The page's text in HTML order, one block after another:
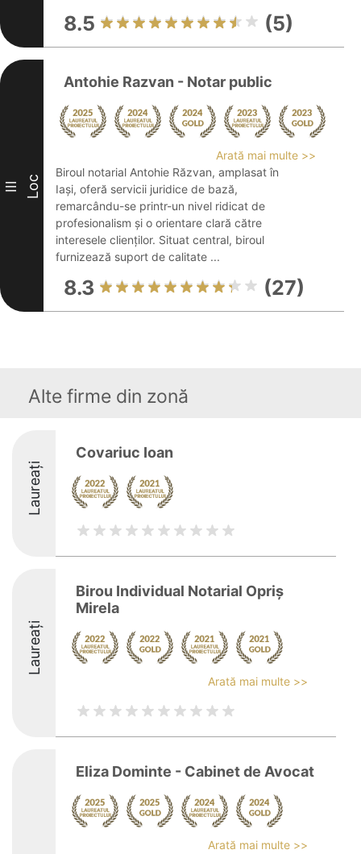
8.5 (5)
III Loc
Antohie Razvan - Notar public
Arată mai multe >>
Biroul notarial Antohie Răzvan, amplasat în
Iași, oferă servicii juridice de bază,
remarcându-se printr-un nivel ridicat de
profesionalism și o orientare clară către
interesele clienților. Situat central, biroul
furnizează suport de calitate ...
8.3 (27)
Alte firme din zonă
Laureați
Covariuc Ioan
Laureați
Birou Individual Notarial Opriș
Mirela
Arată mai multe >>
Eliza Dominte - Cabinet de Avocat
Arată mai multe >>